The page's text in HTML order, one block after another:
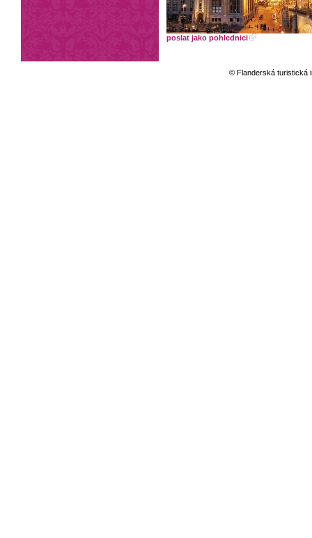
poslat jako pohlednici
© Flanderská turistická